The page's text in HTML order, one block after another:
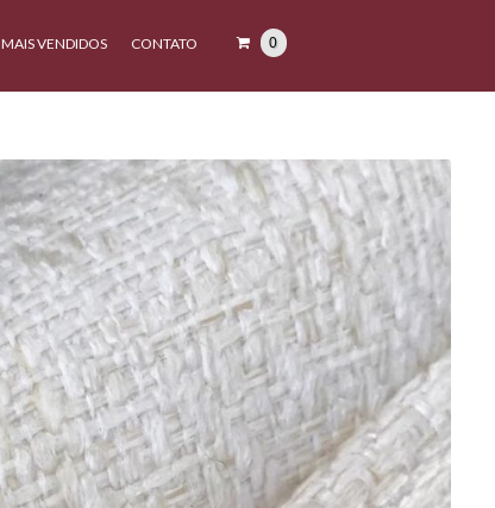
MAIS VENDIDOS CONTATO 0